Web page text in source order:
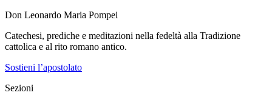
Don Leonardo Maria Pompei
Catechesi, prediche e meditazioni nella fedeltà alla Tradizione
cattolica e al rito romano antico.
Sostieni l’apostolato
Sezioni